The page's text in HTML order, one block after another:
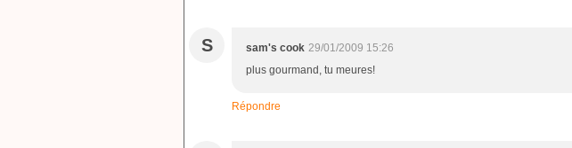
S sam's cook 29/01/2009 15:26
plus gourmand, tu meures!
Répondre